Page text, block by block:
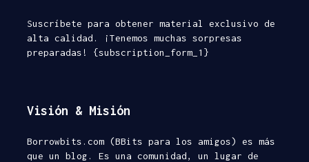
Suscríbete para obtener material exclusivo de
alta calidad. ¡Tenemos muchas sorpresas
preparadas! {subscription_form_1}
Visión & Misión
Borrowbits.com (BBits para los amigos) es más
que un blog. Es una comunidad, un lugar de